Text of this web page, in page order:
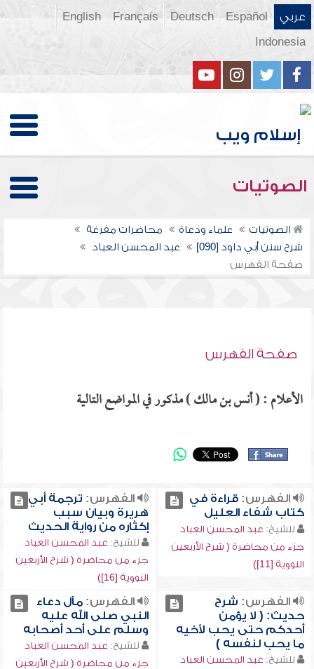
عربي Español
Deutsch
Français
English
Indonesia
الصوتيات
الصوتيات علماء ودعاة
محاضرات مفرغة
شرح سنن أبي داود [090]
عبد المحسن العباد
صفحة الفهرس
صفحة الفهرس
الأعلام : ( أنس بن مالك ) مذكور في المواضع التالية
الفهرس:قراءة في
كتاب شفاء العليل
للشيخ: عبد المحسن العباد
جزء من محاضرة ( شرح الأربعين
النووية [11])
الفهرس: ترجمة أبي
هريرة وبيان سبب
إكثاره من رواية الحديث
للشيخ: عبد المحسن العباد
جزء من محاضرة ( شرح الأربعين
النووية [16])
الفهرس: شرح
حديث: ( لا يؤمن
أحدكم حتى يحب لأخيه
ما يحب لنفسه )
للشيخ: عبد المحسن العباد
الفهرس:مآل دعاء
النبي صلى الله عليه
وسلم على أحد أصحابه
للشيخ: عبد المحسن العباد
جزء من محاضرة ( شرح الأربعين